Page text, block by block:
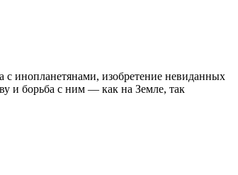
инопланетянами, изобретение невиданных
и борьба с ним — как на Земле, так